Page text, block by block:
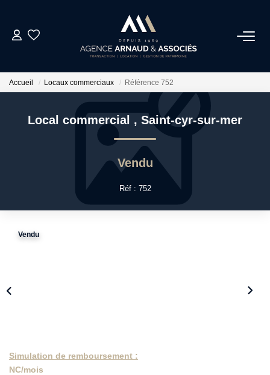
ACHAT
LOCATIONS
ESTIMATION
NOS AGENCES
ACTUALITÉS
Accueil Locaux commerciaux Référence 752
Local commercial , Saint-cyr-sur-mer
Vendu
Réf : 752
Vendu
Simulation de remboursement :
NC/mois